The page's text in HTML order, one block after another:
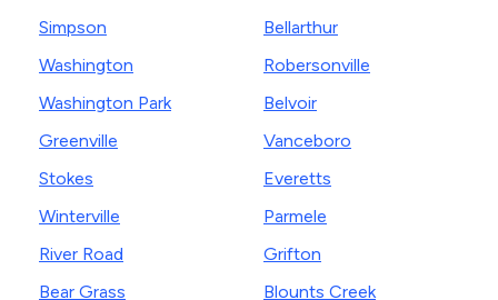
Simpson
Washington
Washington Park
Greenville
Stokes
Winterville
River Road
Bear Grass
Bellarthur
Robersonville
Belvoir
Vanceboro
Everetts
Parmele
Grifton
Blounts Creek